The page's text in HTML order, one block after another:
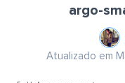
argo-
Atualizado em